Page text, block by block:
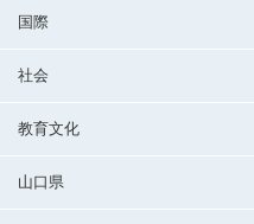
国際
社会
教育文化
山口県